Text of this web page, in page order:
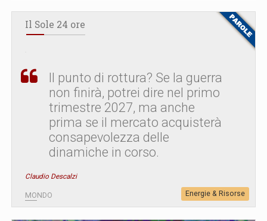
Il Sole 24 ore
Il punto di rottura? Se la guerra
non finirà, potrei dire nel primo
trimestre 2027, ma anche
prima se il mercato acquisterà
consapevolezza delle
dinamiche in corso.
Claudio Descalzi
MONDO Energie & Risorse